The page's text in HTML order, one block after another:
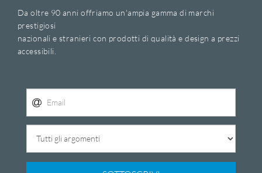
Da oltre 90 anni offriamo un'ampia gamma di marchi
prestigiosi
nazionali e stranieri con prodotti di qualità e design a prezzi
accessibili.